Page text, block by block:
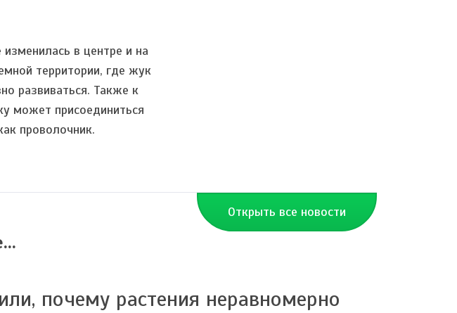
в центре и на
территории, где жук
развиваться. Также к
может присоединиться
проволочник.
Открыть все новости
почему растения неравномерно